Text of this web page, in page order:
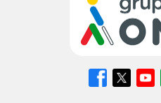
Síguenos
en
Síguenos
en
en